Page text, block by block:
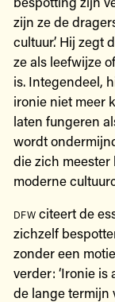
zijn ze de
cultuur.’ Hij zegt
ze als leefwijze
is. Integendeel,
ironie niet meer
laten fungeren
wordt
die zich
moderne
dfwciteert de
zichzelf
zonder een
verder: ‘Ironie
de lange termijn